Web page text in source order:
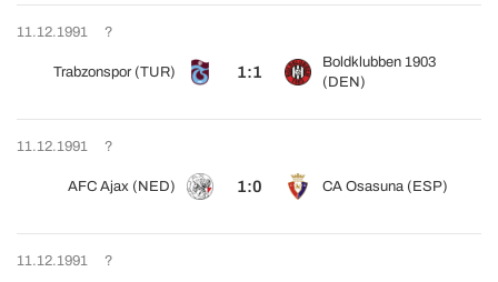
11.12.1991 ?
Trabzonspor (TUR) 1:1
Boldklubben 1903
(DEN)
11.12.1991 ?
AFC Ajax (NED) 1:0 CA Osasuna (ESP)
11.12.1991 ?